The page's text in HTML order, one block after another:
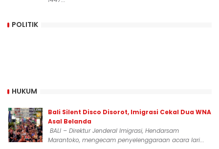
POLITIK
HUKUM
Bali Silent Disco Disorot, Imigrasi Cekal Dua WNA
Asal Belanda
BALI – Direktur Jenderal Imigrasi, Hendarsam
Marantoko, mengecam penyelenggaraan acara lari...